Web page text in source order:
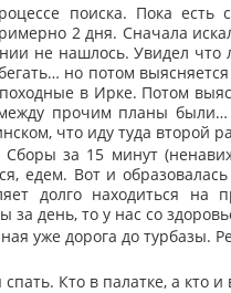
поиска. Пока есть
2 дня. Сначала
не нашлось. Увидел
но потом
в Ирке. Потом
прочим планы
что иду туда второй
за 15 минут
едем. Вот и
долго находиться
за день, то у нас со
уже дорога до турбазы.
Кто в палатке, а кто